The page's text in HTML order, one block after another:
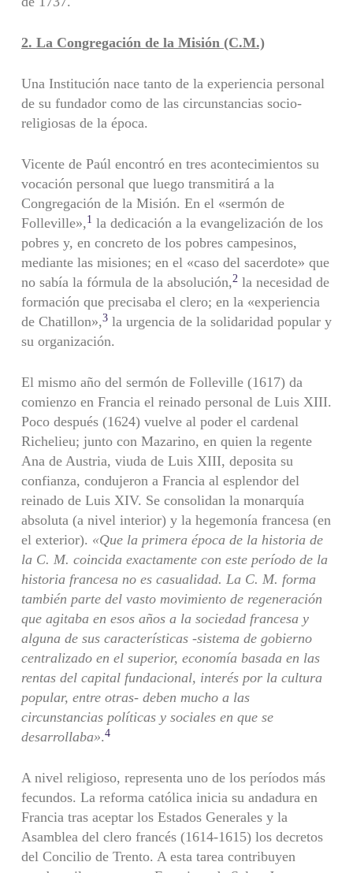
2. La Congregación de la Misión (C.M.)
Una Institución nace tanto de la experiencia personal
de su fundador como de las circunstancias socio-
religiosas de la época.
Vicente de Paúl encontró en tres acontecimientos su
vocación personal que luego transmitirá a la
Congregación de la Misión. En el «sermón de
Folleville»,1 la dedicación a la evangelización de los
pobres y, en concreto de los pobres campesinos,
mediante las misiones; en el «caso del sacerdote» que
no sabía la fórmula de la absolución,2la necesidad de
formación que precisaba el clero; en la «experiencia
de Chatillon»,3la urgencia de la solidaridad popular y
su organización.
El mismo año del sermón de Folleville (1617) da
comienzo en Francia el reinado personal de Luis XIII.
Poco después (1624) vuelve al poder el cardenal
Richelieu; junto con Mazarino, en quien la regente
Ana de Austria, viuda de Luis XIII, deposita su
confianza, condujeron a Francia al esplendor del
reinado de Luis XIV. Se consolidan la monarquía
absoluta (a nivel interior) y la hegemonía francesa (en
el exterior). «Que la primera época de la historia de
la C. M. coincida exactamente con este período de la
historia francesa no es casualidad. La C. M. forma
también parte del vasto movimiento de regeneración
que agitaba en esos años a la sociedad francesa y
alguna de sus características -sistema de gobierno
centralizado en el superior, economía basada en las
rentas del capital fundacional, interés por la cultura
popular, entre otras- deben mucho a las
circunstancias políticas y sociales en que se
desarrollaba».4
A nivel religioso, representa uno de los períodos más
fecundos. La reforma católica inicia su andadura en
Francia tras aceptar los Estados Generales y la
Asamblea del clero francés (1614-1615) los decretos
del Concilio de Trento. A esta tarea contribuyen